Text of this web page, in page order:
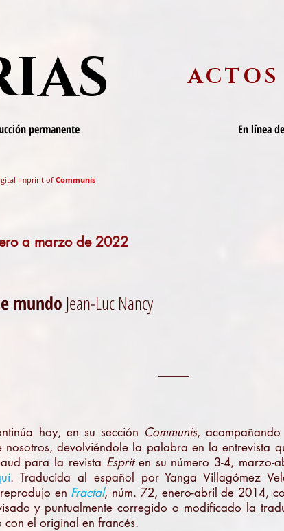
permanente En línea
imprint ofCommunis
a marzo de 2022
mundoJean-Luc Nancy
hoy, en su sección Communis,
nosotros, devolviéndole la palabra en la entrevista
para la revista Espriten su número 3-4, marzo-
. Traducida al español por Yanga Villagómez
en Fractal, núm. 72, enero-abril de 2014,
y puntualmente corregido o modificado la
con el original en francés.